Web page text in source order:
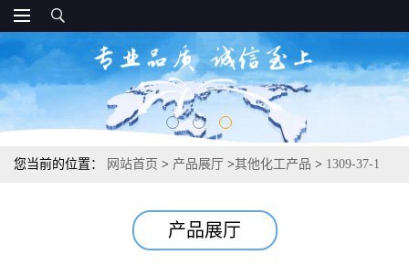
您当前的位置： 网站首页 > 产品展厅 >其他化工产品 > 1309-37-1
产品展厅